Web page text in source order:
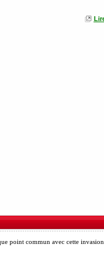
point commun avec cette invasion